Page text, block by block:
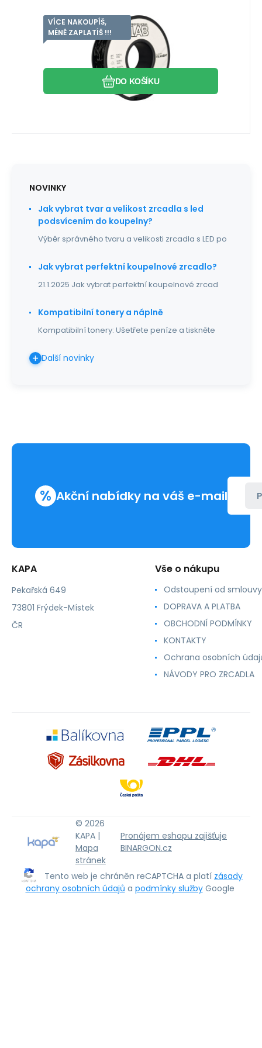
VÍCE NAKOUPÍŠ,
MÉNĚ ZAPLATÍŠ !!!
Professional Lab Filament TPU
černá 1.75mm 1kg
Kód: FILIMPTPU0686
Kód dod.: 5903707920686
EAN: 5903707920686
Záruka2 roky
235Kč
Skladem >5 ks
DO KOŠÍKU
Oblíbený
Porovnat
Professional Lab TPU filament 1.75 mm 1
kg Černá ( BLACK ) Technická flexibilita a
odolnost vůči v
NOVINKY
Jak vybrat tvar a velikost zrcadla s led
podsvícením do koupelny?
Výběr správného tvaru a velikosti zrcadla s LED po
Jak vybrat perfektní koupelnové zrcadlo?
21.1.2025 Jak vybrat perfektní koupelnové zrcad
Kompatibilní tonery a náplně
Kompatibilní tonery: Ušetřete peníze a tiskněte
Další novinky
% Akční nabídky na váš e-mail
KAPA
Pekařská 649
73801 Frýdek-Místek
ČR
Vše o nákupu
Odstoupení od smlouvy
DOPRAVA A PLATBA
OBCHODNÍ PODMÍNKY
KONTAKTY
Ochrana osobních
NÁVODY PRO ZRCADLA
© 2026
KAPA |
Mapa
stránek
Pronájem eshopu zajišťuje
BINARGON.cz
Tento web je chráněn reCAPTCHA a platí zásady
ochrany osobních údajů a podmínky služby Google